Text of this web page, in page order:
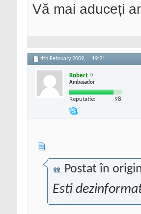
Vă mai aduceți
4th February 2009, 19:21
Robert
Ambasador
Reputatie: 98
Postat în
Esti